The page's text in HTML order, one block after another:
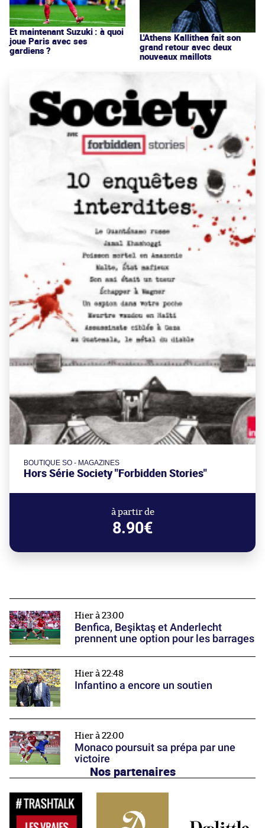
Et maintenant Suzuki : à quoi
joue Paris avec ses
gardiens ?
L'Athens Kallithea fait son
grand retour avec deux
nouveaux maillots
BOUTIQUE SO - MAGAZINES
Hors Série Society "Forbidden Stories"
à partir de
8.90€
Hier à 23:00
Benfica, Beşiktaş et Anderlecht
prennent une option pour les barrages
Hier à 22:48
Infantino a encore un soutien
Hier à 22:00
Monaco poursuit sa prépa par une
victoire
Nos partenaires